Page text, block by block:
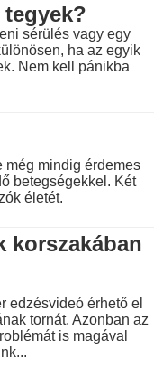
sérülés vagy egy
ha az egyik
Nem kell pánikba
még mindig érdemes
betegségekkel. Két
életét.
korszakában
edzésvideó érhető el
tornát. Azonban az
is magával